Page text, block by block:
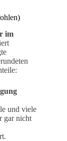
im
und viele
gar nicht